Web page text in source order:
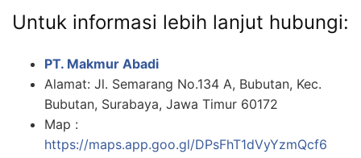
Untuk informasi lebih lanjut hubungi:
PT. Makmur Abadi
Alamat: Jl. Semarang No.134 A, Bubutan, Kec.
Bubutan, Surabaya, Jawa Timur 60172
Map :
https://maps.app.goo.gl/DPsFhT1dVyYzmQcf6